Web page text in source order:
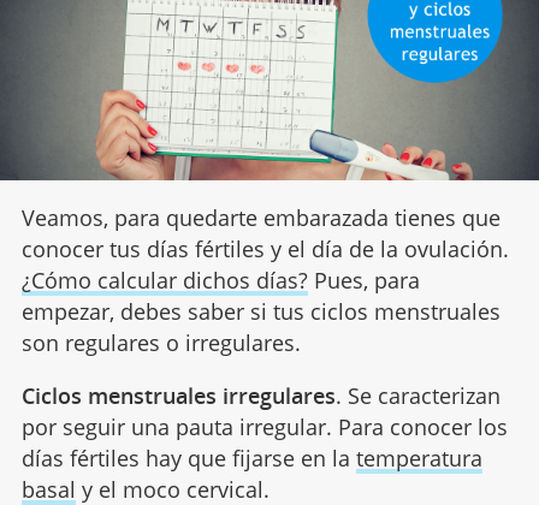
Veamos, para quedarte embarazada tienes que
conocer tus días fértiles y el día de la ovulación.
¿Cómo calcular dichos días?Pues, para
empezar, debes saber si tus ciclos menstruales
son regulares o irregulares.
Ciclos menstruales irregulares. Se caracterizan
por seguir una pauta irregular. Para conocer los
días fértiles hay que fijarse en la temperatura
basal y el moco cervical.